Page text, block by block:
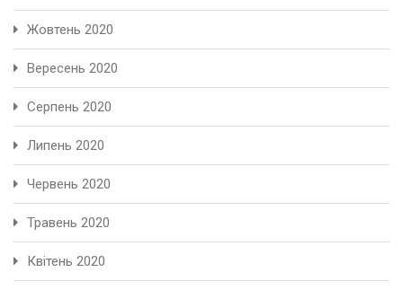
Жовтень 2020
Вересень 2020
Серпень 2020
Липень 2020
Червень 2020
Травень 2020
Квітень 2020